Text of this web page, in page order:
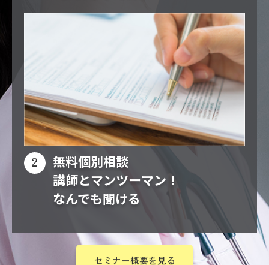
無料個別相談
講師とマンツーマン！
なんでも聞ける
セミナー概要を見る